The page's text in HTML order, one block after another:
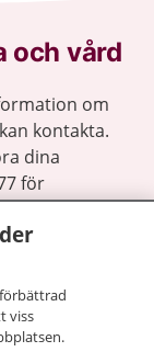
och vård
om
kontakta.
dina
för
viss